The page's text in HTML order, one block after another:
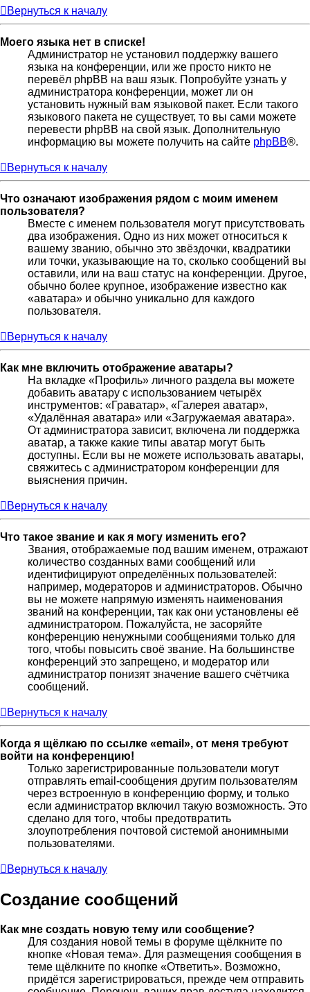
Вернуться к началу
Моего языка нет в списке!
Администратор не установил поддержку вашего
языка на конференции, или же просто никто не
перевёл phpBB на ваш язык. Попробуйте узнать у
администратора конференции, может ли он
установить нужный вам языковой пакет. Если такого
языкового пакета не существует, то вы сами можете
перевести phpBB на свой язык. Дополнительную
информацию вы можете получить на сайте phpBB®.
Вернуться к началу
Что означают изображения рядом с моим именем
пользователя?
Вместе с именем пользователя могут присутствовать
два изображения. Одно из них может относиться к
вашему званию, обычно это звёздочки, квадратики
или точки, указывающие на то, сколько сообщений вы
оставили, или на ваш статус на конференции. Другое,
обычно более крупное, изображение известно как
«аватара» и обычно уникально для каждого
пользователя.
Вернуться к началу
Как мне включить отображение аватары?
На вкладке «Профиль» личного раздела вы можете
добавить аватару с использованием четырёх
инструментов: «Граватар», «Галерея аватар»,
«Удалённая аватара» или «Загружаемая аватара».
От администратора зависит, включена ли поддержка
аватар, а также какие типы аватар могут быть
доступны. Если вы не можете использовать аватары,
свяжитесь с администратором конференции для
выяснения причин.
Вернуться к началу
Что такое звание и как я могу изменить его?
Звания, отображаемые под вашим именем, отражают
количество созданных вами сообщений или
идентифицируют определённых пользователей:
например, модераторов и администраторов. Обычно
вы не можете напрямую изменять наименования
званий на конференции, так как они установлены её
администратором. Пожалуйста, не засоряйте
конференцию ненужными сообщениями только для
того, чтобы повысить своё звание. На большинстве
конференций это запрещено, и модератор или
администратор понизят значение вашего счётчика
сообщений.
Вернуться к началу
Когда я щёлкаю по ссылке «email», от меня требуют
войти на конференцию!
Только зарегистрированные пользователи могут
отправлять email-сообщения другим пользователям
через встроенную в конференцию форму, и только
если администратор включил такую возможность. Это
сделано для того, чтобы предотвратить
злоупотребления почтовой системой анонимными
пользователями.
Вернуться к началу
Создание сообщений
Как мне создать новую тему или сообщение?
Для создания новой темы в форуме щёлкните по
кнопке «Новая тема». Для размещения сообщения в
теме щёлкните по кнопке «Ответить». Возможно,
придётся зарегистрироваться, прежде чем отправить